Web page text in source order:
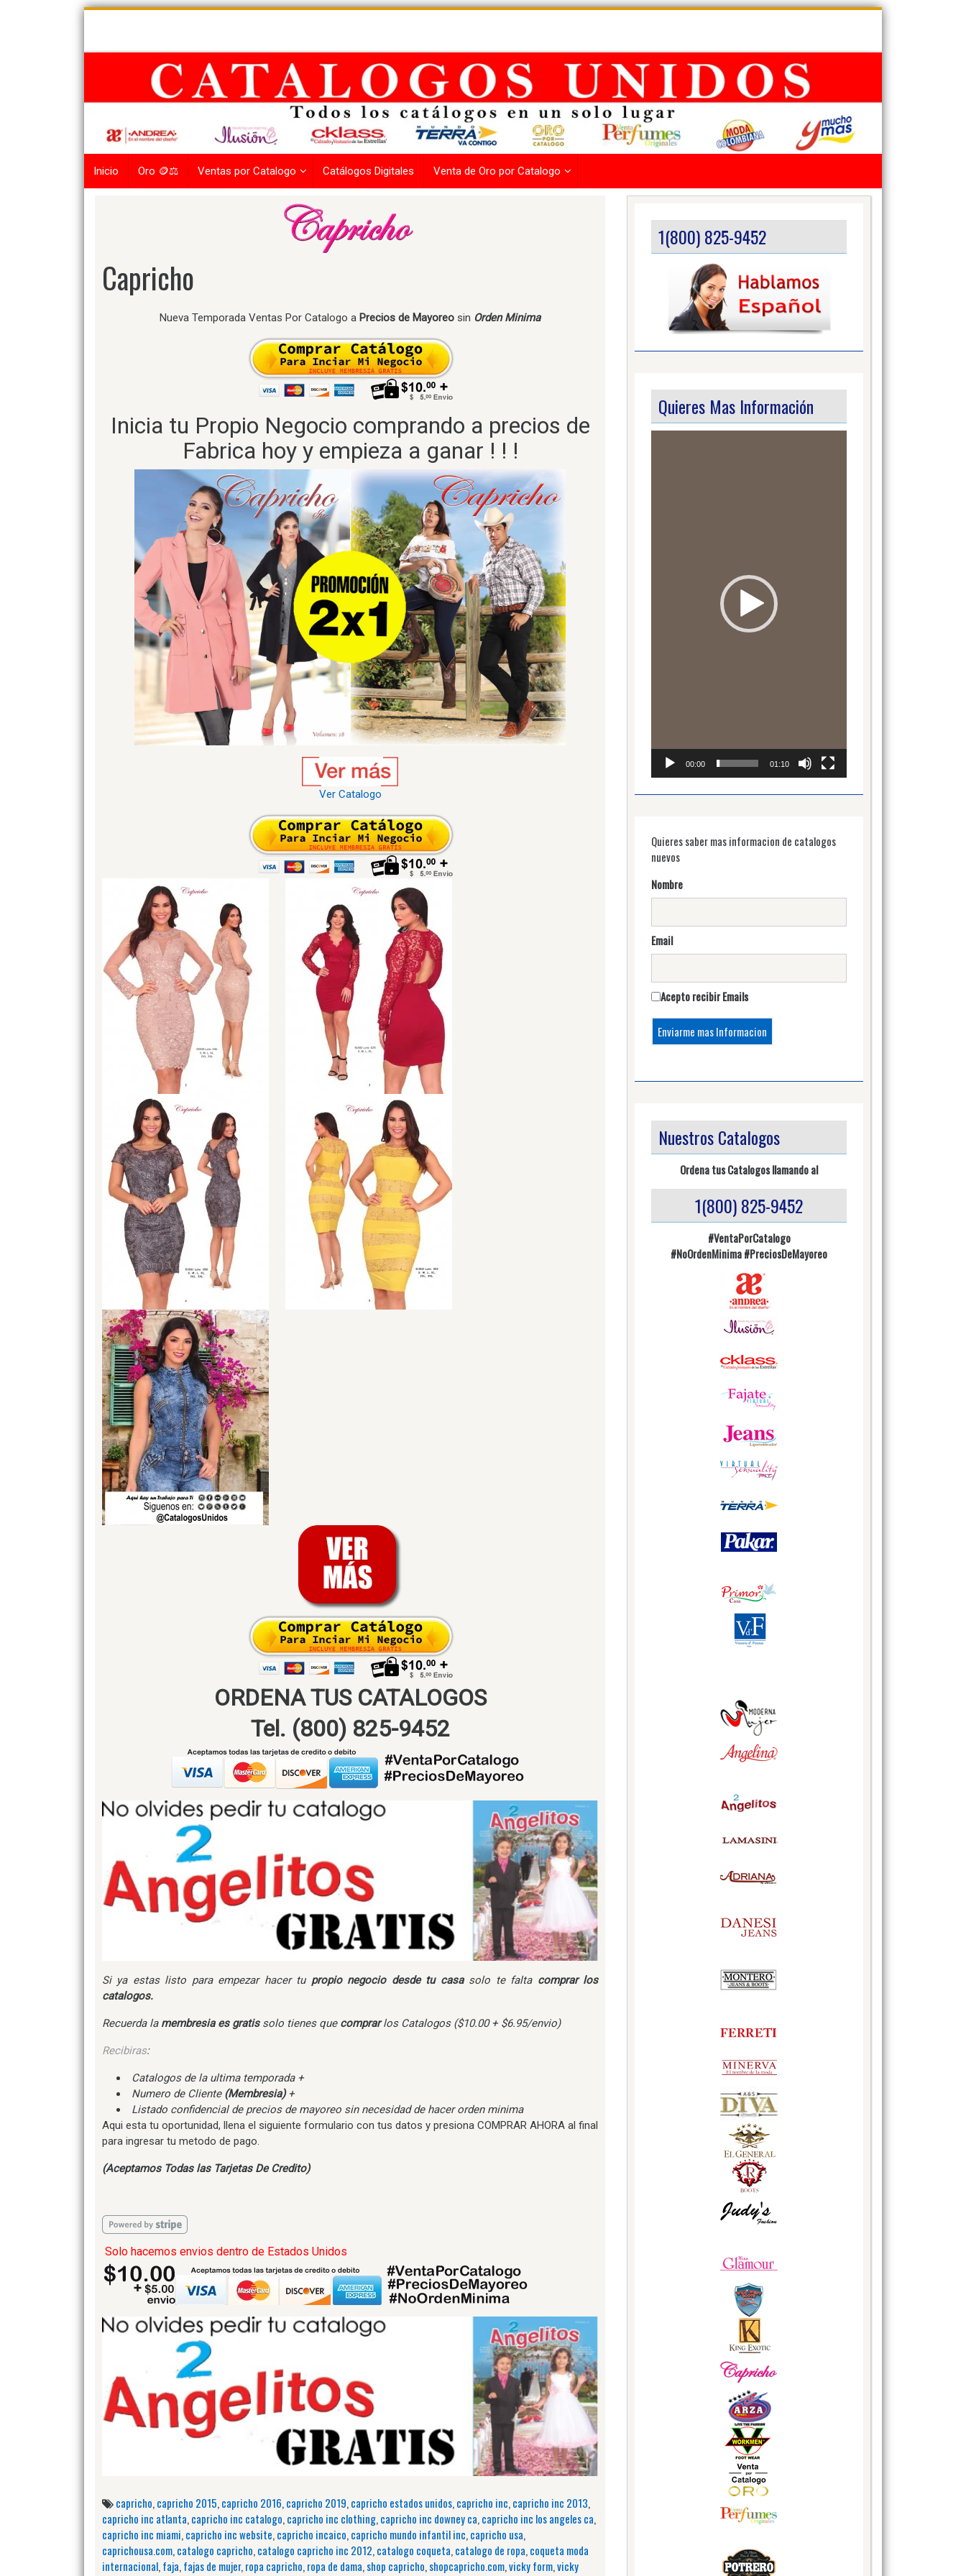
Skip
Inicio Oro 🪙⚖️ Ventas por Catalogo Catálogos Digitales Venta de Oro por Catalogo
Capricho
Nueva Temporada Ventas Por Catalogo a Precios de Mayoreo sin Orden Minima
Inicia tu Propio Negocio comprando a precios de
Fabrica hoy y empieza a ganar ! ! !
Ver Catalogo
ORDENA TUS CATALOGOS
Tel. (800) 825-9452
Si ya estas listo para empezar hacer tu propio negocio desde tu casasolo te falta comprar los
catalogos.
Recuerda la membresia es gratissolo tienes que comprarlos Catalogos ($10.00 + $6.95/envio)
Recibiras:
Catalogos de la ultima temporada +
Numero de Cliente (Membresia)+
Listado confidencial de precios de mayoreo sin necesidad de hacer orden minima
Aqui esta tu oportunidad, llena el siguiente formulario con tus datos y presiona COMPRAR AHORA al final
para ingresar tu metodo de pago.
(Aceptamos Todas las Tarjetas De Credito)
Solo hacemos envios dentro de Estados Unidos
capricho,capricho 2015,capricho 2016,capricho 2019,capricho estados unidos,capricho inc,capricho inc 2013,
capricho inc atlanta,capricho inc catalogo,capricho inc clothing,capricho inc downey ca,capricho inc los angeles ca,
capricho inc miami,capricho inc website,capricho incaico,capricho mundo infantil inc,capricho usa,
caprichousa.com,catalogo capricho,catalogo capricho inc 2012,catalogo coqueta,catalogo de ropa,coqueta moda
internacional,faja,fajas de mujer,ropa capricho,ropa de dama,shop capricho,shopcapricho.com,vicky form,vicky
1(800) 825-9452
Quieres Mas Información
00:00 01:10
Quieres saber mas informacion de catalogos
nuevos
Nombre
Email
Acepto recibir Emails
Nuestros Catalogos
Ordena tus Catalogos llamando al
1(800) 825-9452
#VentaPorCatalogo
#NoOrdenMinima#PreciosDeMayoreo